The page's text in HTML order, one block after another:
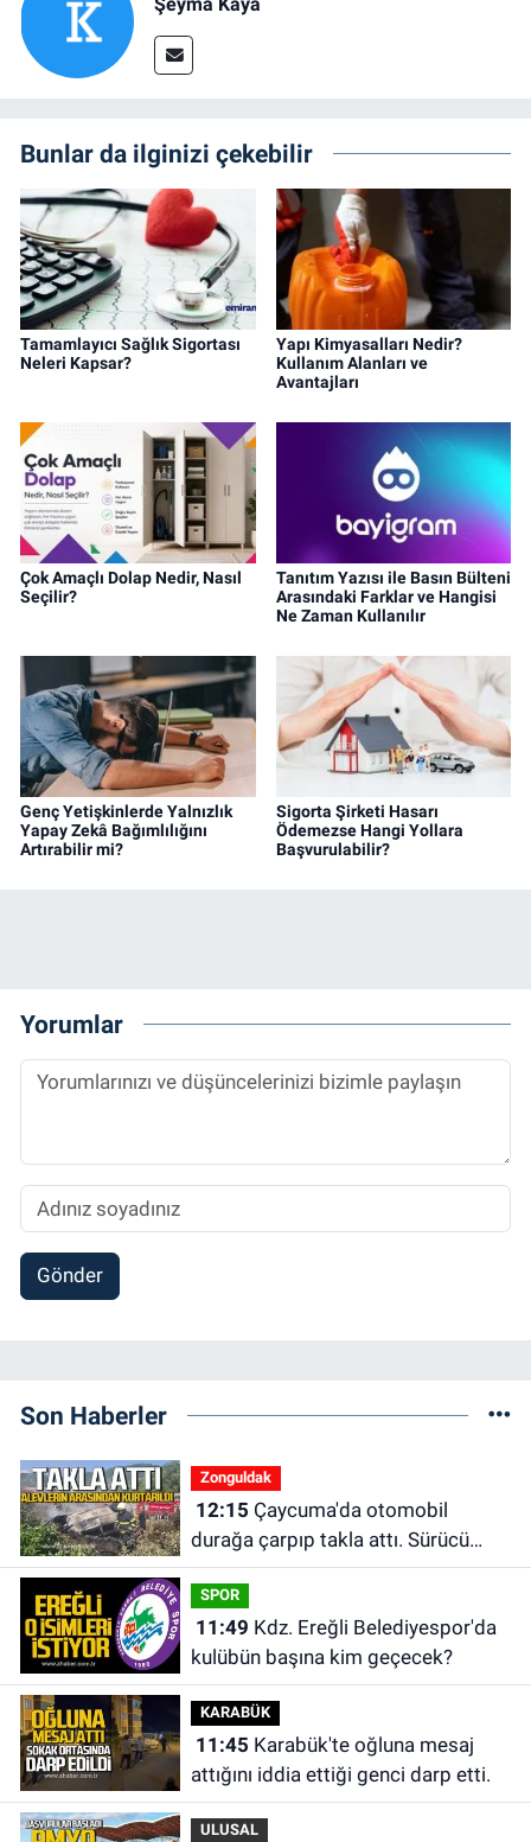
Şeyma Kaya
Bunlar da ilginizi çekebilir
Tamamlayıcı Sağlık Sigortası
Neleri Kapsar?
Yapı Kimyasalları Nedir?
Kullanım Alanları ve
Avantajları
Çok Amaçlı Dolap Nedir, Nasıl
Seçilir?
Tanıtım Yazısı ile Basın Bülteni
Arasındaki Farklar ve Hangisi
Ne Zaman Kullanılır
Genç Yetişkinlerde Yalnızlık
Yapay Zekâ Bağımlılığını
Artırabilir mi?
Sigorta Şirketi Hasarı
Ödemezse Hangi Yollara
Başvurulabilir?
Yorumlar
Gönder
Son Haberler
Zonguldak
12:15
durağa çarpıp takla attı. Sürücü
alevlerin arasından kurtarıldı.
SPOR
11:49
kulübün başına kim geçecek?
KARABÜK
11:45
attığını iddia ettiği genci darp etti.
ULUSAL